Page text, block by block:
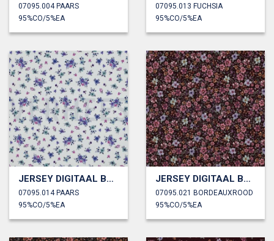
07095.004 PAARS
95%CO/5%EA
07095.013 FUCHSIA
95%CO/5%EA
JERSEY DIGITAAL BLOEMEN
07095.014 PAARS
95%CO/5%EA
JERSEY DIGITAAL BLOEMEN
07095.021 BORDEAUXROOD
95%CO/5%EA